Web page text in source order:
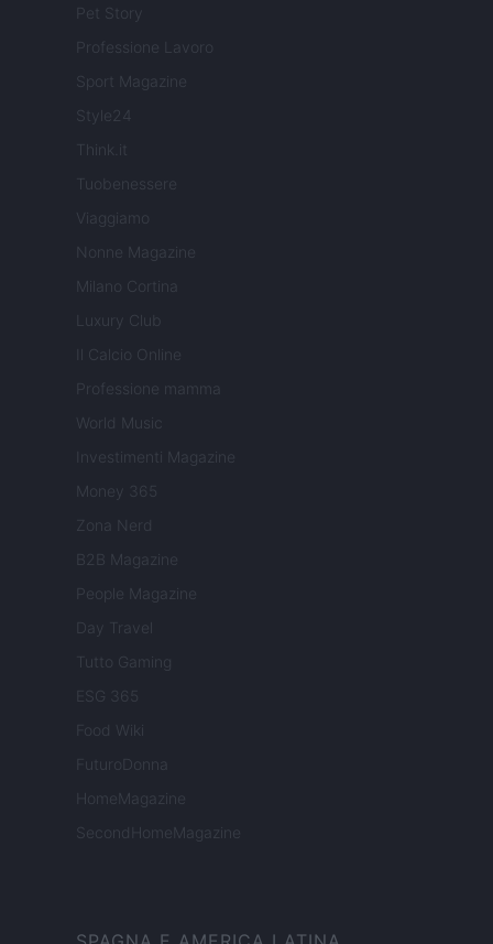
Pet Story
Professione Lavoro
Sport Magazine
Style24
Think.it
Tuobenessere
Viaggiamo
Nonne Magazine
Milano Cortina
Luxury Club
Il Calcio Online
Professione mamma
World Music
Investimenti Magazine
Money 365
Zona Nerd
B2B Magazine
People Magazine
Day Travel
Tutto Gaming
ESG 365
Food Wiki
FuturoDonna
HomeMagazine
SecondHomeMagazine